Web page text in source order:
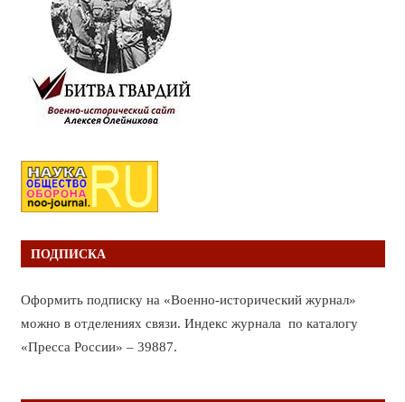
ПОДПИСКА
Оформить подписку на «Военно-исторический журнал»
можно в отделениях связи. Индекс журнала по каталогу
«Пресса России» – 39887.